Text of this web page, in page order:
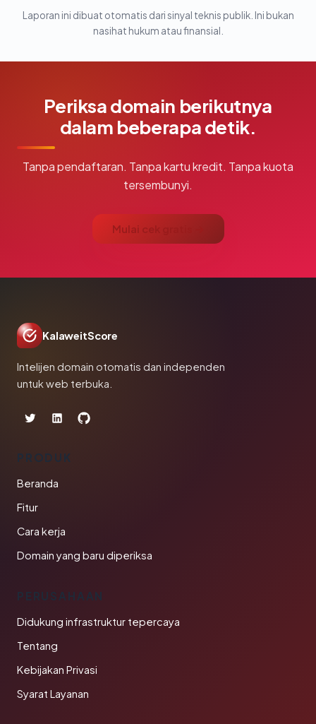
Laporan ini dibuat otomatis dari sinyal teknis publik. Ini bukan
nasihat hukum atau finansial.
Periksa domain berikutnya
dalam beberapa detik.
Tanpa pendaftaran. Tanpa kartu kredit. Tanpa kuota
tersembunyi.
Mulai cek gratis →
KalaweitScore
Intelijen domain otomatis dan independen
untuk web terbuka.
PRODUK
Beranda
Fitur
Cara kerja
Domain yang baru diperiksa
PERUSAHAAN
Didukung infrastruktur tepercaya
Tentang
Kebijakan Privasi
Syarat Layanan